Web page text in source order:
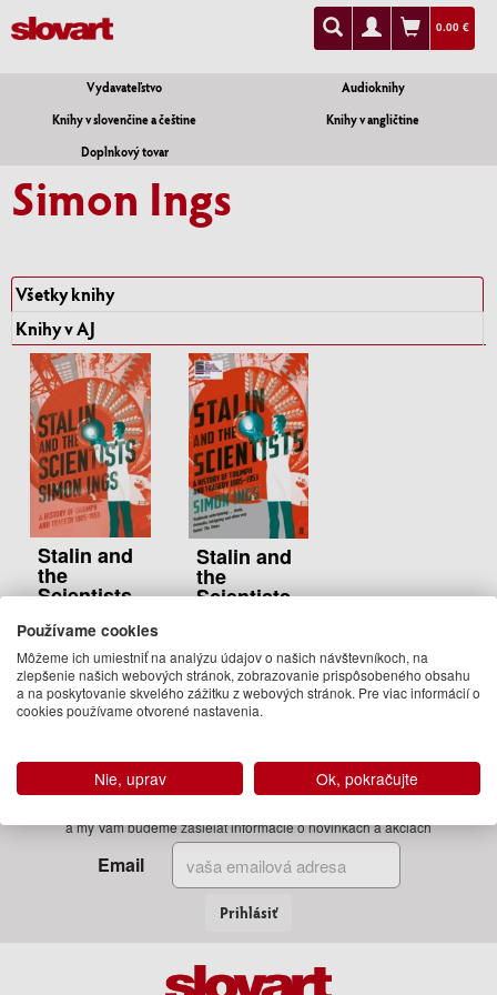
0.00 €
Vydavateľstvo
Audioknihy
Knihy v slovenčine a češtine
Knihy v angličtine
Doplnkový tovar
Simon Ings
Všetky knihy
Knihy v AJ
Stalin and
the
Scientists
Simon Ings
25.95 €
Na
objednávku
Stalin and
the
Scientists
13.50 €
04.05.2017
(predobjednávka)
Zadajte Váš email
a my Vám budeme zasielať informácie o novinkách a akciách
Email
Prihlásiť
Používame cookies
Môžeme ich umiestniť na analýzu údajov o našich návštevníkoch, na
zlepšenie našich webových stránok, zobrazovanie prispôsobeného obsahu
a na poskytovanie skvelého zážitku z webových stránok. Pre viac informácií o
cookies používame otvorené nastavenia.
Nie, uprav Ok, pokračujte